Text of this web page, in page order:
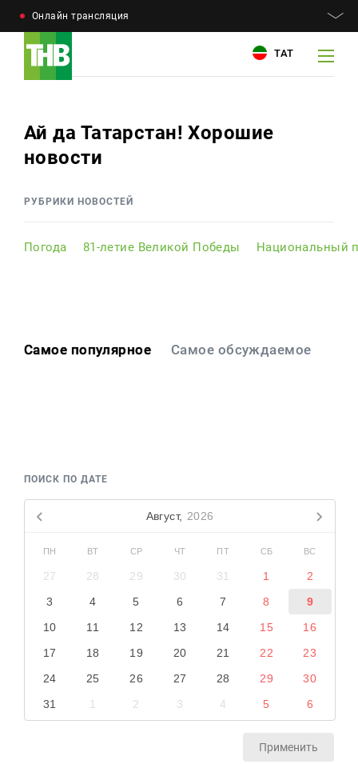
Онлайн трансляция
ТАТ
Например: Минниханов, 7 дней, телепрограмма
Новости
Например: Минниханов, 7 дней, телепрограмма
reception@tnvtv.ru
Ай да Татарстан! Хорошие
новости
Самое популярное Самое обсуждаемое
ПОИСК ПО ДАТЕ
Август, 2026
ПН ВТ СР ЧТ ПТ СБ ВС
27 28 29 30 31 1
2
3
4 5 6 7 8
9
10
11 12 13 14 15
16
17
18 19 20 21 22
23
24
25 26 27 28 29
30
31
1 2 3 4 5 6
Применить
РУБРИКИ НОВОСТЕЙ
Погода 81-летие Великой Победы Национальный